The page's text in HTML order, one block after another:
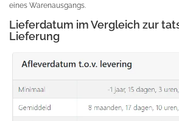
eines Warenausgangs.
Lieferdatum im Vergleich zur
Lieferung